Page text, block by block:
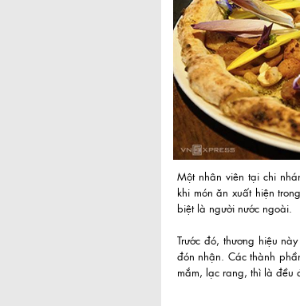
Một nhân viên tại chi
khi món ăn xuất hiện
biệt là người nước ngoài.
Trước đó, thương hiệu
đón nhận. Các thành
mắm, lạc rang, thì là đều